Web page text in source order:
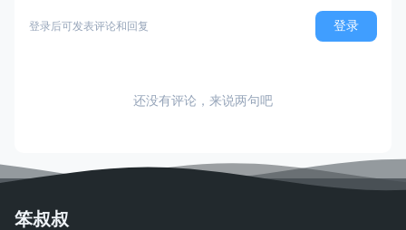
登录后可发表评论和回复 登录
还没有评论，来说两句吧
笨叔叔